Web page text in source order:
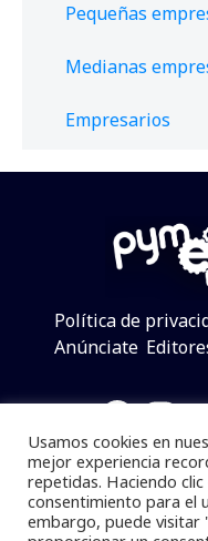
Pequeñas
Medianas
Empresarios
Política de
Anúnciate
Pymempresario ©
Usamos cookies en
mejor experiencia
repetidas. Haciendo
consentimiento para el
embargo, puede visitar